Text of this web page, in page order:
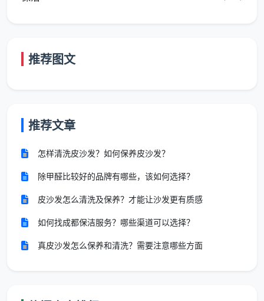
更重要的是，固定的保洁师会逐渐熟悉你家的户型
布局、家具材质和清洁偏好，每次服务的效率逐次提
藏价值。
长尾词自然覆盖：成都定期保洁比单次划算
吗、成都保洁月卡价格、成都保洁周卡套餐。
三、影响“成都日常定期上门保洁收费标准”
推荐图文
推荐文章
怎样清洗皮沙发？如何保养皮沙发？
除甲醛比较好的品牌有哪些，该如何选择？
皮沙发怎么清洗及保养？才能让沙发更有质感
如何找成都保洁服务？哪些渠道可以选择？
真皮沙发怎么保养和清洗？需要注意哪些方面